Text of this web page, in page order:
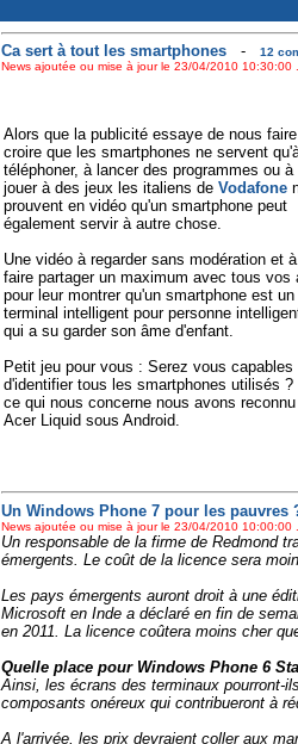
Ca sert à tout les smartphones-
12
News ajoutée ou mise à jour le 23/04/2010 10:30:00
Alors que la publicité essaye de nous faire
croire que les smartphones ne servent
téléphoner, à lancer des programmes ou à
jouer à des jeux les italiens de Vodafone
prouvent en vidéo qu'un smartphone peut
également servir à autre chose.
Une vidéo à regarder sans modération et à
faire partager un maximum avec tous vos
pour leur montrer qu'un smartphone est un
terminal intelligent pour personne
qui a su garder son âme d'enfant.
Petit jeu pour vous : Serez vous capables
d'identifier tous les smartphones utilisés ?
ce qui nous concerne nous avons
Acer Liquid sous Android.
Un Windows Phone 7 pour les pauvres
News ajoutée ou mise à jour le 23/04/2010 10:00:00 ...
Un responsable de la firme de Redmond
émergents. Le coût de la licence sera
Les pays émergents auront droit à une
Microsoft en Inde a déclaré en fin de
en 2011. La licence coûtera moins cher
Quelle place pour Windows Phone 6
Ainsi, les écrans des terminaux pourront-
composants onéreux qui contribueront à
A l'arrivée, les prix devraient coller aux